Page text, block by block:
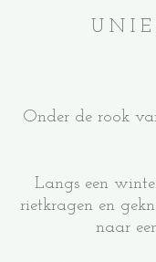
U N I
Onder de rook
Langs een
rietkragen en
naar